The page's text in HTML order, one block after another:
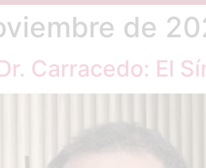
de
Carracedo: El